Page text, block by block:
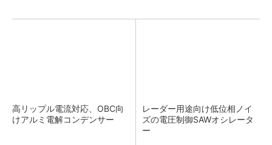
高リップル電流対応、OBC向
けアルミ電解コンデンサー
レーダー用途向け低位相ノイ
ズの電圧制御SAWオシレータ
ー